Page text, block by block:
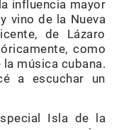
influencia mayor
vino de la Nueva
de Lázaro
como
música cubana.
a escuchar un
Isla de la